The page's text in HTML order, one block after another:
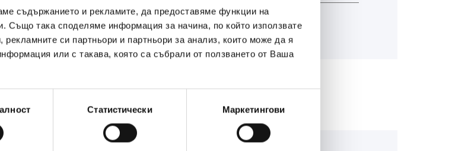
съдържанието и рекламите, да предоставяме функции на
Също така споделяме информация за начина, по който използвате
си партньори и партньори за анализ, които може да я
или с такава, която са събрали от ползването от Ваша
Статистически Маркетингови